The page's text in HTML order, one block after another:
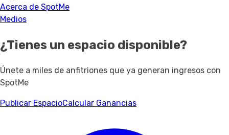
Acerca de SpotMe
Medios
¿Tienes un espacio disponible?
Únete a miles de anfitriones que ya generan ingresos con
SpotMe
Publicar EspacioCalcular Ganancias